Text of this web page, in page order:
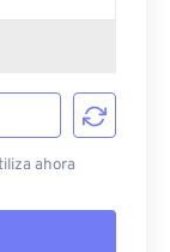
ahora